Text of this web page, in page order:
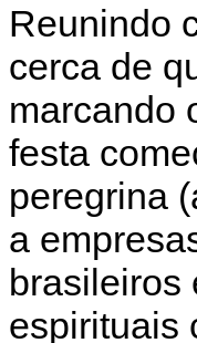
Reunindo
cerca de
marcando
festa
peregrina
a
brasileiros
espirituais